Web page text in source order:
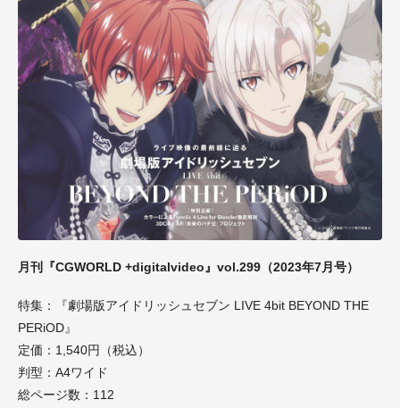
月刊『CGWORLD +digitalvideo』vol.299（2023年7月号）
特集：『劇場版アイドリッシュセブン LIVE 4bit BEYOND THE
PERiOD』
定価：1,540円（税込）
判型：A4ワイド
総ページ数：112